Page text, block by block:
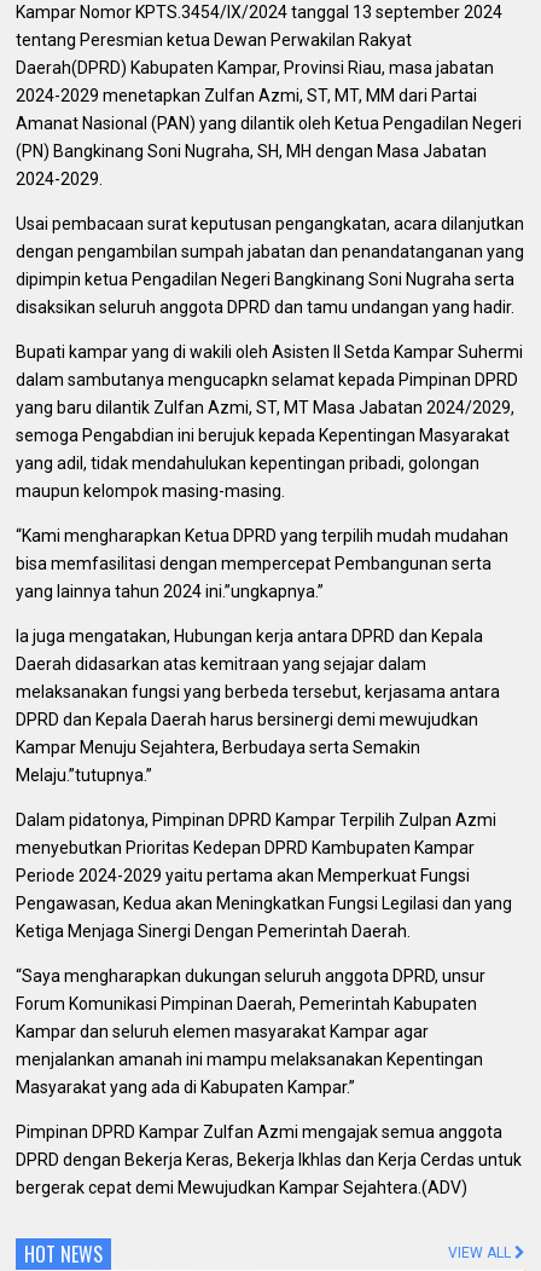
Kampar Nomor KPTS.3454/IX/2024 tanggal 13 september 2024
tentang Peresmian ketua Dewan Perwakilan Rakyat
Daerah(DPRD) Kabupaten Kampar, Provinsi Riau, masa jabatan
2024-2029 menetapkan Zulfan Azmi, ST, MT, MM dari Partai
Amanat Nasional (PAN) yang dilantik oleh Ketua Pengadilan Negeri
(PN) Bangkinang Soni Nugraha, SH, MH dengan Masa Jabatan
2024-2029.
Usai pembacaan surat keputusan pengangkatan, acara dilanjutkan
dengan pengambilan sumpah jabatan dan penandatanganan yang
dipimpin ketua Pengadilan Negeri Bangkinang Soni Nugraha serta
disaksikan seluruh anggota DPRD dan tamu undangan yang hadir.
Bupati kampar yang di wakili oleh Asisten II Setda Kampar Suhermi
dalam sambutanya mengucapkn selamat kepada Pimpinan DPRD
yang baru dilantik Zulfan Azmi, ST, MT Masa Jabatan 2024/2029,
semoga Pengabdian ini berujuk kepada Kepentingan Masyarakat
yang adil, tidak mendahulukan kepentingan pribadi, golongan
maupun kelompok masing-masing.
“Kami mengharapkan Ketua DPRD yang terpilih mudah mudahan
bisa memfasilitasi dengan mempercepat Pembangunan serta
yang lainnya tahun 2024 ini.”ungkapnya.”
Ia juga mengatakan, Hubungan kerja antara DPRD dan Kepala
Daerah didasarkan atas kemitraan yang sejajar dalam
melaksanakan fungsi yang berbeda tersebut, kerjasama antara
DPRD dan Kepala Daerah harus bersinergi demi mewujudkan
Kampar Menuju Sejahtera, Berbudaya serta Semakin
Melaju.”tutupnya.”
Dalam pidatonya, Pimpinan DPRD Kampar Terpilih Zulpan Azmi
menyebutkan Prioritas Kedepan DPRD Kambupaten Kampar
Periode 2024-2029 yaitu pertama akan Memperkuat Fungsi
Pengawasan, Kedua akan Meningkatkan Fungsi Legilasi dan yang
Ketiga Menjaga Sinergi Dengan Pemerintah Daerah.
“Saya mengharapkan dukungan seluruh anggota DPRD, unsur
Forum Komunikasi Pimpinan Daerah, Pemerintah Kabupaten
Kampar dan seluruh elemen masyarakat Kampar agar
menjalankan amanah ini mampu melaksanakan Kepentingan
Masyarakat yang ada di Kabupaten Kampar.”
Pimpinan DPRD Kampar Zulfan Azmi mengajak semua anggota
DPRD dengan Bekerja Keras, Bekerja Ikhlas dan Kerja Cerdas untuk
bergerak cepat demi Mewujudkan Kampar Sejahtera.(ADV)
HOT NEWS VIEW ALL